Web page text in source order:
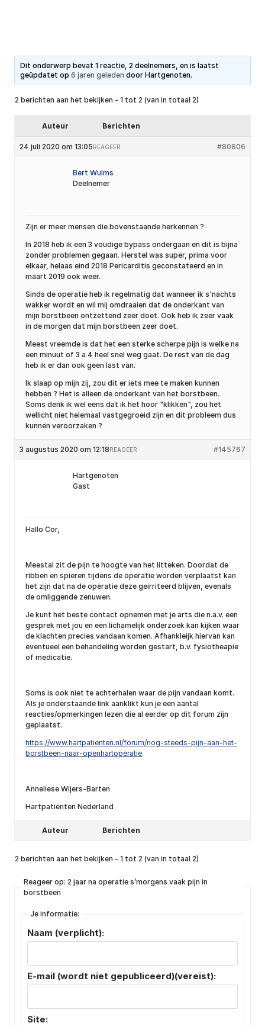
Dit onderwerp bevat 1 reactie, 2 deelnemers, en is laatst
geüpdatet op6 jaren geleden doorHartgenoten.
2 berichten aan het bekijken - 1 tot 2 (van in totaal 2)
Auteur Berichten
24 juli 2020 om 13:05 #80806
REAGEER
Bert Wulms
Deelnemer
Zijn er meer mensen die bovenstaande herkennen ?
In 2018 heb ik een 3 voudige bypass ondergaan en dit is bijna
zonder problemen gegaan. Herstel was super, prima voor
elkaar, helaas eind 2018 Pericarditis geconstateerd en in
maart 2019 ook weer.
Sinds de operatie heb ik regelmatig dat wanneer ik s'nachts
wakker wordt en wil mij omdraaien dat de onderkant van
mijn borstbeen ontzettend zeer doet. Ook heb ik zeer vaak
in de morgen dat mijn borstbeen zeer doet.
Meest vreemde is dat het een sterke scherpe pijn is welke na
een minuut of 3 a 4 heel snel weg gaat. De rest van de dag
heb ik er dan ook geen last van.
Ik slaap op mijn zij, zou dit er iets mee te maken kunnen
hebben ? Het is alleen de onderkant van het borstbeen.
Soms denk ik wel eens dat ik het hoor "klikken", zou het
wellicht niet helemaal vastgegroeid zijn en dit probleem dus
kunnen veroorzaken ?
3 augustus 2020 om 12:18 #145767
REAGEER
Hartgenoten
Gast
Hallo Cor,
Meestal zit de pijn te hoogte van het litteken. Doordat de
ribben en spieren tijdens de operatie worden verplaatst kan
het zijn dat na de operatie deze geirriteerd blijven, evenals
de omliggende zenuwen.
Je kunt het beste contact opnemen met je arts die n.a.v. een
gesprek met jou en een lichamelijk onderzoek kan kijken waar
de klachten precies vandaan komen. Afhankleijk hiervan kan
eventueel een behandeling worden gestart, b.v. fysiotheapie
of medicatie.
Soms is ook niet te achterhalen waar de pijn vandaan komt.
Als je onderstaande link aanklikt kun je een aantal
reacties/opmerkingen lezen die al eerder op dit forum zijn
geplaatst.
https://www.hartpatienten.nl/forum/nog-steeds-pijn-aan-het-
borstbeen-naar-openhartoperatie
Anneliese Wijers-Barten
Hartpatiënten Nederland
Auteur Berichten
2 berichten aan het bekijken - 1 tot 2 (van in totaal 2)
Reageer op: 2 jaar na operatie s’morgens vaak pijn in
borstbeen
Je informatie:
Naam (verplicht):
E-mail (wordt niet gepubliceerd)(vereist):
Site: